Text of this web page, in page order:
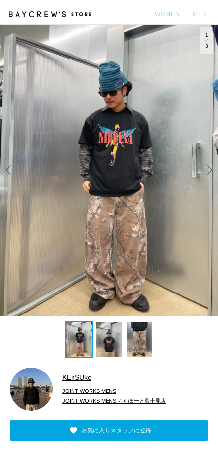
WOMEN MEN
1
3
KEnSUke
JOINT WORKS MENS
JOINT WORKS MENS ららぽーと富士見店
お気に入りスタッフに登録